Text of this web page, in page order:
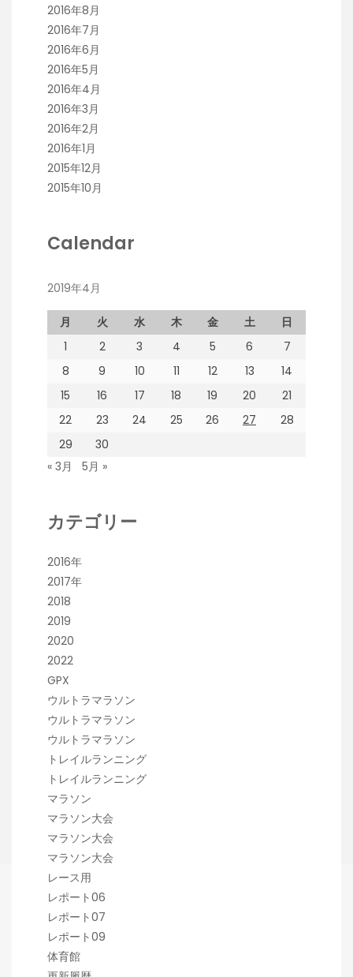
2016年8月
2016年7月
2016年6月
2016年5月
2016年4月
2016年3月
2016年2月
2016年1月
2015年12月
2015年10月
Calendar
2019年4月
月 火 水 木 金 土
日
1
2 3 4 5 6
7
8
9 10 11 12 13
14
15
16 17 18 19 20
21
22
23 24 25 26 27
28
29
30
« 3月
5月 »
カテゴリー
2016年
2017年
2018
2019
2020
2022
GPX
ウルトラマラソン
ウルトラマラソン
ウルトラマラソン
トレイルランニング
トレイルランニング
マラソン
マラソン大会
マラソン大会
マラソン大会
レース用
レポート06
レポート07
レポート09
体育館